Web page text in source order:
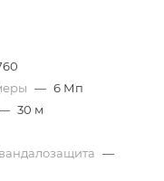
— 6 Мп
30 м
—